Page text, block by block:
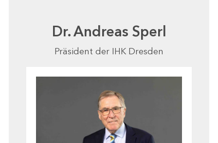
Dr. Andreas Sperl
Präsident der IHK Dresden